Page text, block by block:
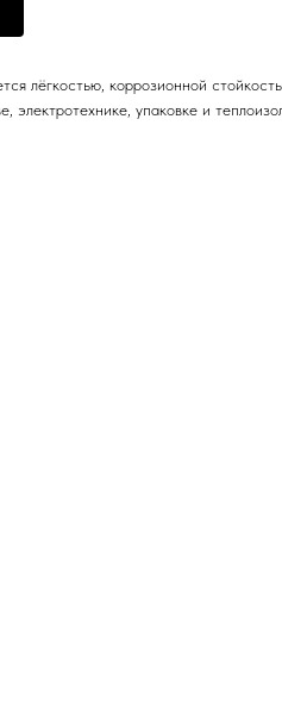
лёгкостью, коррозионной
электротехнике, упаковке и